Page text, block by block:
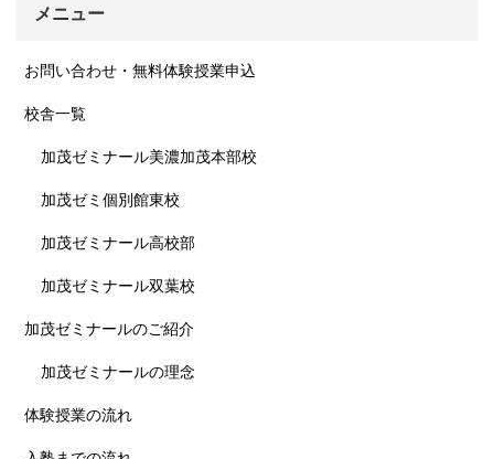
メニュー
お問い合わせ・無料体験授業申込
校舎一覧
加茂ゼミナール美濃加茂本部校
加茂ゼミ個別館東校
加茂ゼミナール高校部
加茂ゼミナール双葉校
加茂ゼミナールのご紹介
加茂ゼミナールの理念
体験授業の流れ